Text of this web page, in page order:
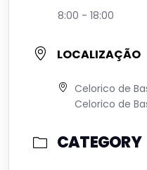
8:00 - 18:00
LOCALIZAÇÃO
Celorico de
Celorico de
CATEGORY